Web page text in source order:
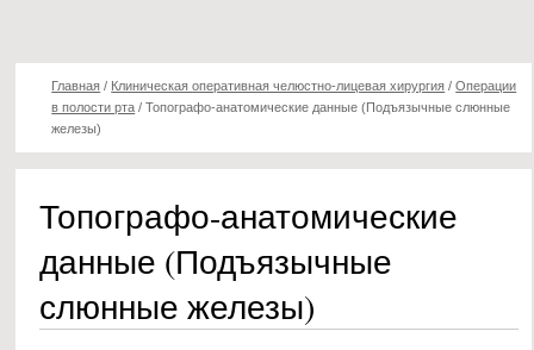
Главная / Клиническая оперативная челюстно-лицевая хирургия /Операции
в полости рта /Топографо-анатомические данные (Подъязычные слюнные
железы)
Топографо-анатомические
данные (Подъязычные
слюнные железы)